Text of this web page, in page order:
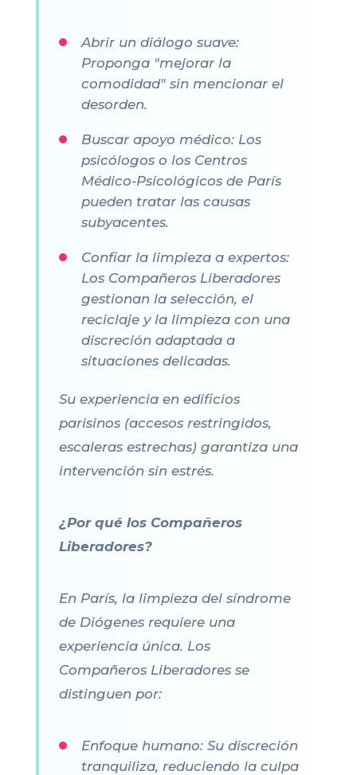
Abrir un diálogo suave:
Proponga "mejorar la
comodidad" sin mencionar el
desorden.
Buscar apoyo médico: Los
psicólogos o los Centros
Médico-Psicológicos de París
pueden tratar las causas
subyacentes.
Confiar la limpieza a expertos:
Los Compañeros Liberadores
gestionan la selección, el
reciclaje y la limpieza con una
discreción adaptada a
situaciones delicadas.
Su experiencia en edificios
parisinos (accesos restringidos,
escaleras estrechas) garantiza una
intervención sin estrés.
¿Por qué los Compañeros
Liberadores?
En París, la limpieza del síndrome
de Diógenes requiere una
experiencia única. Los
Compañeros Liberadores se
distinguen por:
Enfoque humano: Su discreción
tranquiliza, reduciendo la culpa